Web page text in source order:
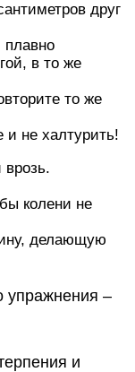
друг
плавно
в то же
то же
и не халтурить!
врозь.
колени не
делающую
упражнения –
и